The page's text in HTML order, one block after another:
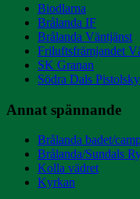
Biodlarna
Brålanda IF
Brålanda Väntjänst
Friluftsfrämjandet
SK Granan
Södra Dals
Annat spännande
Brålanda badet/
Brålanda/Sundals
Kolla vädret
Kyrkan